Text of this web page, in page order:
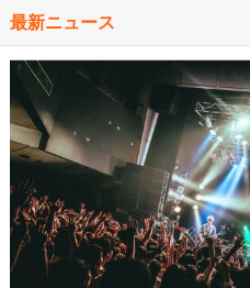
最新ニュース